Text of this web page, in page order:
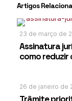
Artigos
23 de março de
Assinatura
como reduzir
26 de janeiro de